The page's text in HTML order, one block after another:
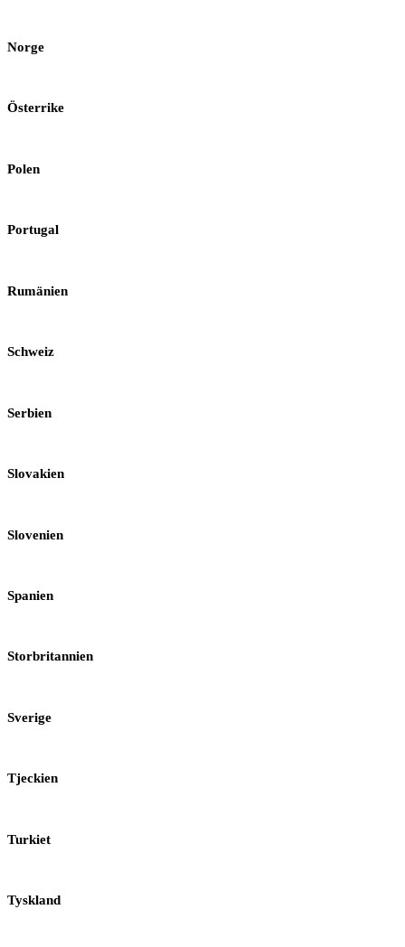
Norge
Österrike
Polen
Portugal
Rumänien
Schweiz
Serbien
Slovakien
Slovenien
Spanien
Storbritannien
Sverige
Tjeckien
Turkiet
Tyskland